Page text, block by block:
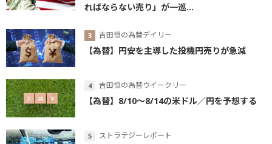
ればならない売り」が一巡...
吉田恒の為替デイリー
【為替】円安を主導した投機円売りが急減
吉田恒の為替ウイークリー
【為替】8/10～8/14の米ドル／円を予想する
ストラテジーレポート